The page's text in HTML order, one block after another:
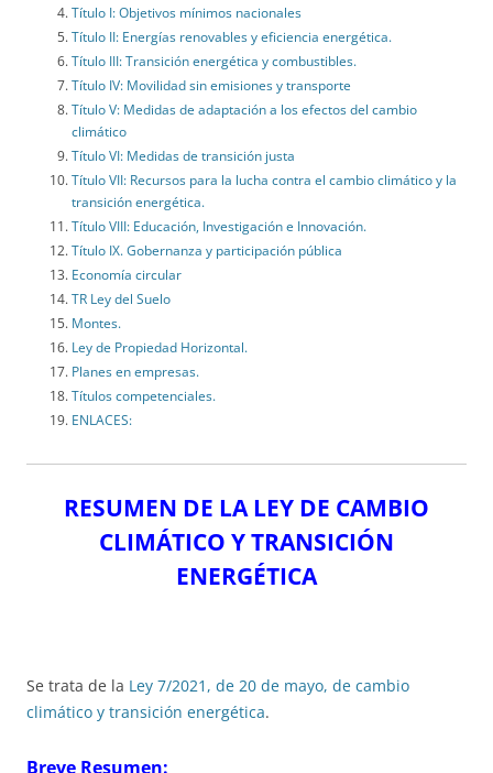
Título I: Objetivos mínimos nacionales
Título II: Energías renovables y eficiencia energética.
Título III: Transición energética y combustibles.
Título IV: Movilidad sin emisiones y transporte
Título V: Medidas de adaptación a los efectos del cambio
climático
Título VI: Medidas de transición justa
Título VII: Recursos para la lucha contra el cambio climático y la
transición energética.
Título VIII: Educación, Investigación e Innovación.
Título IX. Gobernanza y participación pública
Economía circular
TR Ley del Suelo
Montes.
Ley de Propiedad Horizontal.
Planes en empresas.
Títulos competenciales.
ENLACES:
RESUMEN DE LA LEY DE CAMBIO
CLIMÁTICO Y TRANSICIÓN
ENERGÉTICA
Se trata de la Ley 7/2021, de 20 de mayo, de cambio
climático y transición energética.
Breve Resumen: